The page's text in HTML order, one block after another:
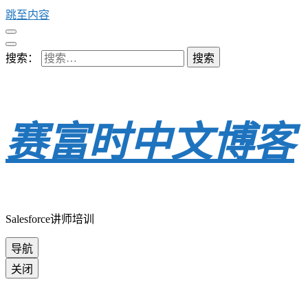
跳至内容
搜索：
赛富时中文博客
Salesforce讲师培训
导航
关闭